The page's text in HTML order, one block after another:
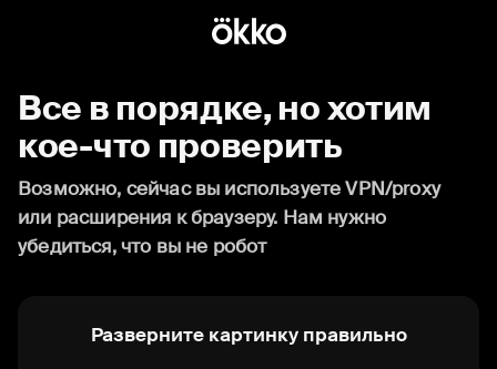
Все в порядке, но хотим
кое-что проверить
Возможно, сейчас вы используете VPN/proxy
или расширения к браузеру. Нам нужно
убедиться, что вы не робот
Разверните картинку правильно